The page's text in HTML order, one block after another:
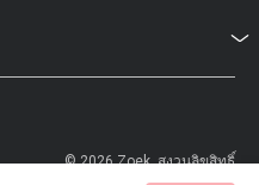
© 2026 Zoek. สงวนลิขสิทธิ์